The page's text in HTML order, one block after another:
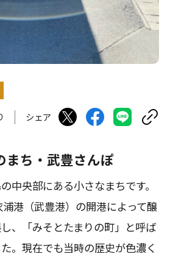
シェア
まち・武豊さんぽ
中央部にある小さなまちです。
港（武豊港）の開港によって醸
、「みそとたまりの町」と呼ば
。現在でも当時の歴史が色濃く